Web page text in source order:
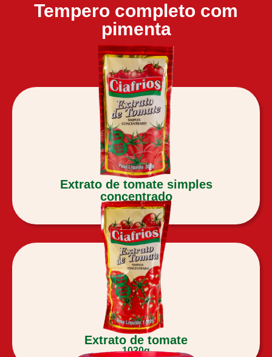
Tempero completo com
pimenta
Extrato de tomate simples
concentrado
300g
Extrato de tomate
1030g